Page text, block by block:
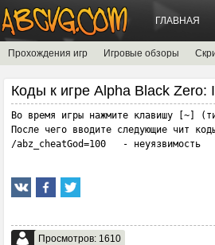
ГЛАВНАЯ
Прохождения игр Игровые обзоры
Коды к игре Alpha Black Zero:
Во время игры нажмите клавишу [~]
После чего вводите следующие чит
/abz_cheatGod=100   - неуязвимость
Просмотров: 1610